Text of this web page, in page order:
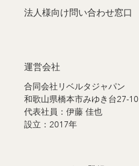
法人様向け問い合わせ窓口
運営会社
合同会社リベルタジャパン
和歌山県橋本市みゆき台27-10
代表社員：伊藤 佳也
設立：2017年